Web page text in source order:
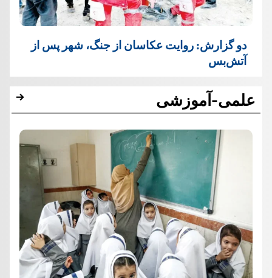
دو گزارش: روایت عکاسان از جنگ، شهر پس از
آتش‌بس
علمی-آموزشی